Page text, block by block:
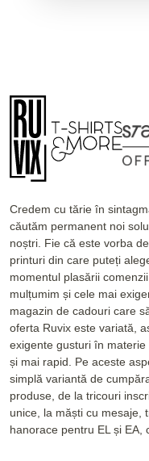
Credem cu tărie în
căutăm permanent noi
noștri. Fie că este vorba
printuri din care puteți
momentul plasării
mulțumim și cele mai
magazin de cadouri care
oferta Ruvix este variată,
exigente gusturi în
și mai rapid. Pe aceste
simplă variantă de
produse, de la tricouri
unice, la măști cu mesaje,
hanorace pentru EL și EA,